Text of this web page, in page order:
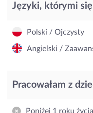
Języki, którymi się
Polski / Ojczysty
Angielski /
Pracowałam z
Poniżej 1 roku życia